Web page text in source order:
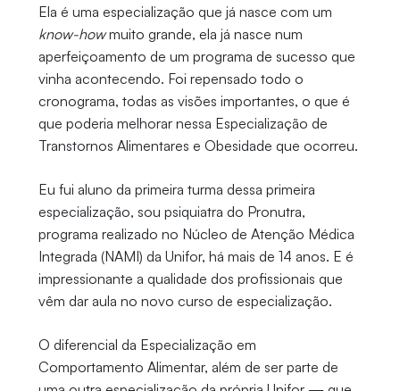
Ela é uma especialização que já nasce com um
know-howmuito grande, ela já nasce num
aperfeiçoamento de um programa de sucesso que
vinha acontecendo. Foi repensado todo o
cronograma, todas as visões importantes, o que é
que poderia melhorar nessa Especialização de
Transtornos Alimentares e Obesidade que ocorreu.
Eu fui aluno da primeira turma dessa primeira
especialização, sou psiquiatra do Pronutra,
programa realizado no Núcleo de Atenção Médica
Integrada (NAMI) da Unifor, há mais de 14 anos. E é
impressionante a qualidade dos profissionais que
vêm dar aula no novo curso de especialização.
O diferencial da Especialização em
Comportamento Alimentar, além de ser parte de